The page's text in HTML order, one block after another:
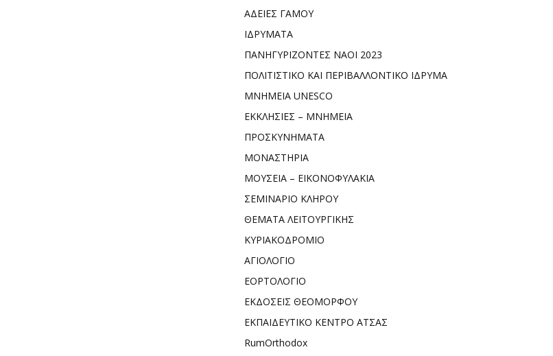
ΑΔΕΙΕΣ ΓΑΜΟΥ
ΙΔΡΥΜΑΤΑ
ΠΑΝΗΓΥΡΙΖΟΝΤΕΣ ΝΑΟΙ 2023
ΠΟΛΙΤΙΣΤΙΚΟ ΚΑΙ ΠΕΡΙΒΑΛΛΟΝΤΙΚΟ ΙΔΡΥΜΑ
ΜΝΗΜΕΙΑ UNESCO
ΕΚΚΛΗΣΙΕΣ – ΜΝΗΜΕΙΑ
ΠΡΟΣΚΥΝΗΜΑΤΑ
ΜΟΝΑΣΤΗΡΙΑ
ΜΟΥΣΕΙΑ – ΕΙΚΟΝΟΦΥΛΑΚΙΑ
ΣΕΜΙΝΑΡΙΟ ΚΛΗΡΟΥ
ΘΕΜΑΤΑ ΛΕΙΤΟΥΡΓΙΚΗΣ
ΚΥΡΙΑΚΟΔΡΟΜΙΟ
ΑΓΙΟΛΟΓΙΟ
ΕΟΡΤΟΛΟΓΙΟ
ΕΚΔΟΣΕΙΣ ΘΕΟΜΟΡΦΟΥ
ΕΚΠΑΙΔΕΥΤΙΚΟ ΚΕΝΤΡΟ ΑΤΣΑΣ
RumOrthodox